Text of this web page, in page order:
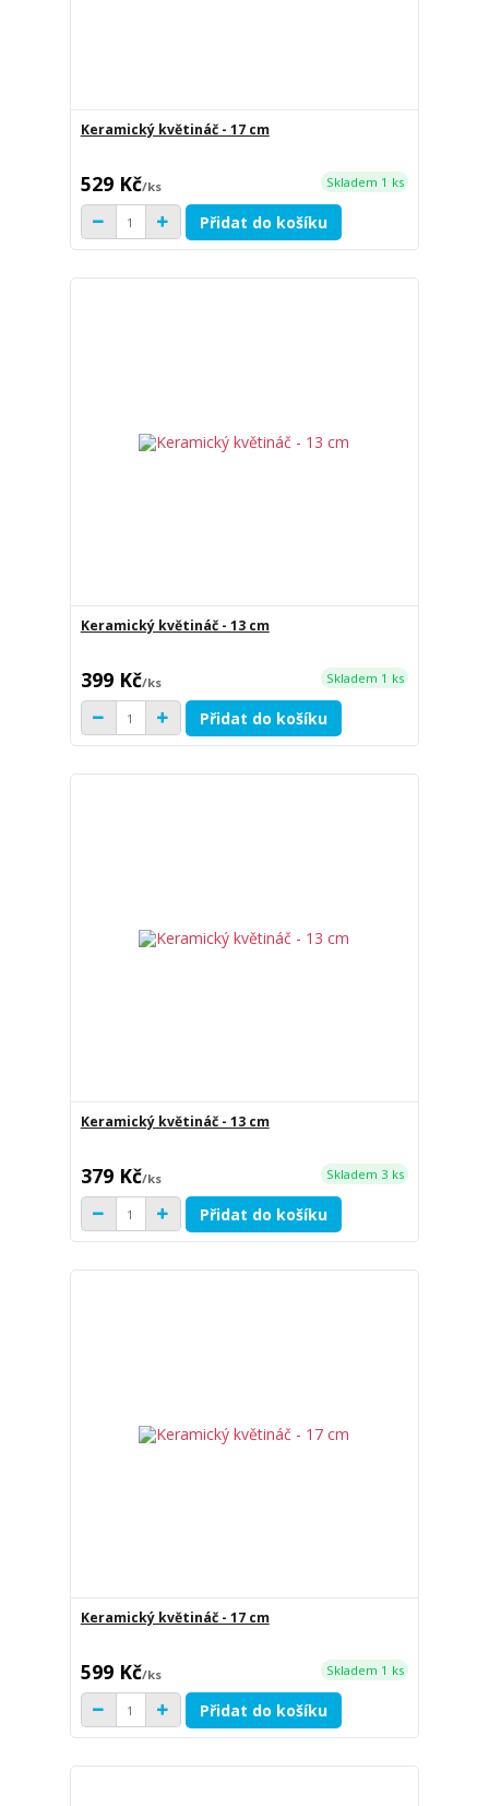
Keramický květináč - 17 cm
529 Kč/ks Skladem 1 ks
Přidat do košíku
Keramický květináč - 13 cm
399 Kč/ks Skladem 1 ks
Přidat do košíku
Keramický květináč - 13 cm
379 Kč/ks Skladem 3 ks
Přidat do košíku
Keramický květináč - 17 cm
599 Kč/ks Skladem 1 ks
Přidat do košíku